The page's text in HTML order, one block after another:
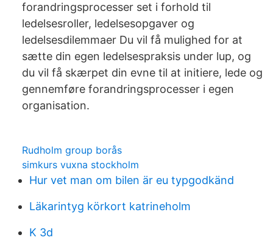
forandringsprocesser set i forhold til
ledelsesroller, ledelsesopgaver og
ledelsesdilemmaer Du vil få mulighed for at
sætte din egen ledelsespraksis under lup, og
du vil få skærpet din evne til at initiere, lede og
gennemføre forandringsprocesser i egen
organisation.
Rudholm group borås
simkurs vuxna stockholm
Hur vet man om bilen är eu typgodkänd
Läkarintyg körkort katrineholm
K 3d